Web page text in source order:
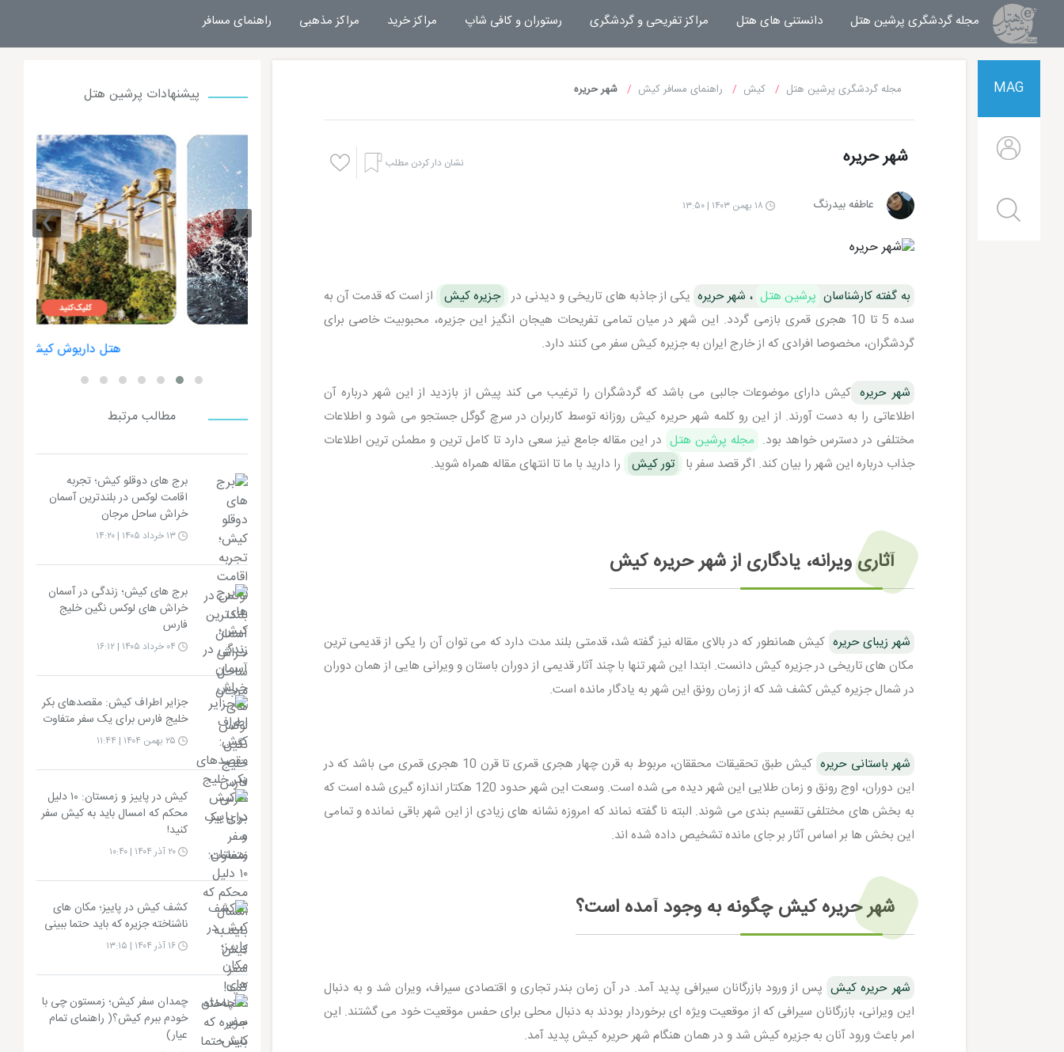
مجله گردشگری پرشین هتل مجله خبری پرشین هتل
دانستنی های هتل مراکز تفریحی و گردشگری رستوران و کافی شاپ مراکز خرید مراکز مذهبی راهنمای مسافر
MAG مجله گردشگری پرشین هتل کیش راهنمای مسافر کیش شهر حریره
شهر حریره نشان دار کردن مطلب
عاطفه بیدرنگ ۱۸ بهمن ۱۴۰۳ | ۱۳:۵۰
به گفته کارشناسان پرشین هتل ، شهر حریره یکی از جاذبه های تاریخی و دیدنی در جزیره کیش از است که قدمت آن به
سده 5 تا 10 هجری قمری بازمی گردد. این شهر در میان تمامی تفریحات هیجان انگیز این جزیره، محبوبیت خاصی برای
گردشگران، مخصوصا افرادی که از خارج ایران به جزیره کیش سفر می کنند دارد.
شهر حریره کیش دارای موضوعات جالبی می باشد که گردشگران را ترغیب می کند پیش از بازدید از این شهر درباره آن
اطلاعاتی را به دست آورند. از این رو کلمه شهر حریره کیش روزانه توسط کاربران در سرچ گوگل جستجو می شود و اطلاعات
مختلفی در دسترس خواهد بود. مجله پرشین هتل در این مقاله جامع نیز سعی دارد تا کامل ترین و مطمئن ترین اطلاعات
جذاب درباره این شهر را بیان کند. اگر قصد سفر با تور کیش را دارید با ما تا انتهای مقاله همراه شوید.
آثاری ویرانه، یادگاری از شهر حریره کیش
شهر زیبای حریره کیش همانطور که در بالای مقاله نیز گفته شد، قدمتی بلند مدت دارد که می توان آن را یکی از قدیمی ترین
مکان های تاریخی در جزیره کیش دانست. ابتدا این شهر تنها با چند آثار قدیمی از دوران باستان و ویرانی هایی از همان دوران
در شمال جزیره کیش کشف شد که از زمان رونق این شهر به یادگار مانده است.
شهر باستانی حریره
کیش طبق تحقیقات محققان، مربوط به قرن چهار هجری قمری تا قرن 10 هجری قمری می باشد که در
این دوران، اوج رونق و زمان طلایی این شهر دیده می شده است. وسعت این شهر حدود 120 هکتار اندازه گیری شده است که
به بخش های مختلفی تقسیم بندی می شوند. البته نا گفته نماند که امروزه نشانه های زیادی از این شهر باقی نمانده و تمامی
این بخش ها بر اساس آثار بر جای مانده تشخیص داده شده اند.
شهر حریره کیش چگونه به وجود آمده است؟
شهر حریره کیش پس از ورود بازرگانان سیرافی پدید آمد. در آن زمان بندر تجاری و اقتصادی سیراف، ویران شد و به دنبال
این ویرانی، بازرگانان سیرافی که از موقعیت ویژه ای برخوردار بودند به دنبال محلی برای حفس موقعیت خود می گشتند. این
امر باعث ورود آنان به جزیره کیش شد و در همان هنگام شهر حریره کیش پدید آمد.
پیشنهادات پرشین هتل
هتل ترنج کیش هتل های کیش هتل داریوش کیش
‹
›
مطالب مرتبط
برج های دوقلو کیش؛ تجربه
اقامت لوکس در بلندترین آسمان
خراش ساحل مرجان
۱۳ خرداد ۱۴۰۵ | ۱۴:۲۰
برج های کیش؛ زندگی در آسمان
خراش های لوکس نگین خلیج
فارس
جزایر اطراف کیش: مقصدهای بکر
خلیج فارس برای یک سفر متفاوت
کیش در پاییز و زمستان: ۱۰ دلیل
محکم که امسال باید به کیش سفر
کنید!
۲۰ آذر ۱۴۰۴ | ۱۰:۴۰
کشف کیش در پاییز؛ مکان های
ناشناخته جزیره که باید حتما ببینی
۱۶ آذر ۱۴۰۴ | ۱۳:۱۵
چمدان سفر کیش؛ زمستون چی با
خودم ببرم کیش؟( راهنمای تمام
عیار)